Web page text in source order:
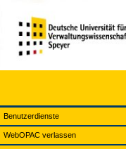
Benutzerdienste
WebOPAC verlassen